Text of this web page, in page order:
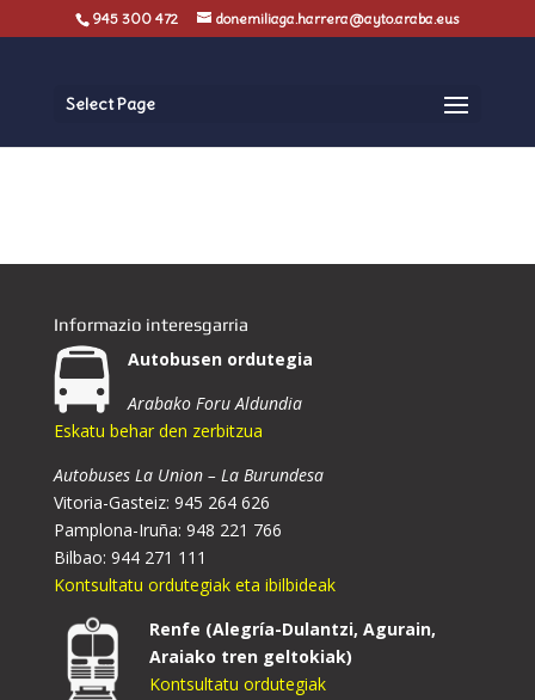
945 300 472 donemiliaga.harrera@ayto.araba.eus
Select Page
Informazio interesgarria
Autobusen ordutegia
Arabako Foru Aldundia
Eskatu behar den zerbitzua
Autobuses La Union – La Burundesa
Vitoria-Gasteiz: 945 264 626
Pamplona-Iruña: 948 221 766
Bilbao: 944 271 111
Kontsultatu ordutegiak eta ibilbideak
Renfe (Alegría-Dulantzi, Agurain,
Araiako tren geltokiak)
Kontsultatu ordutegiak